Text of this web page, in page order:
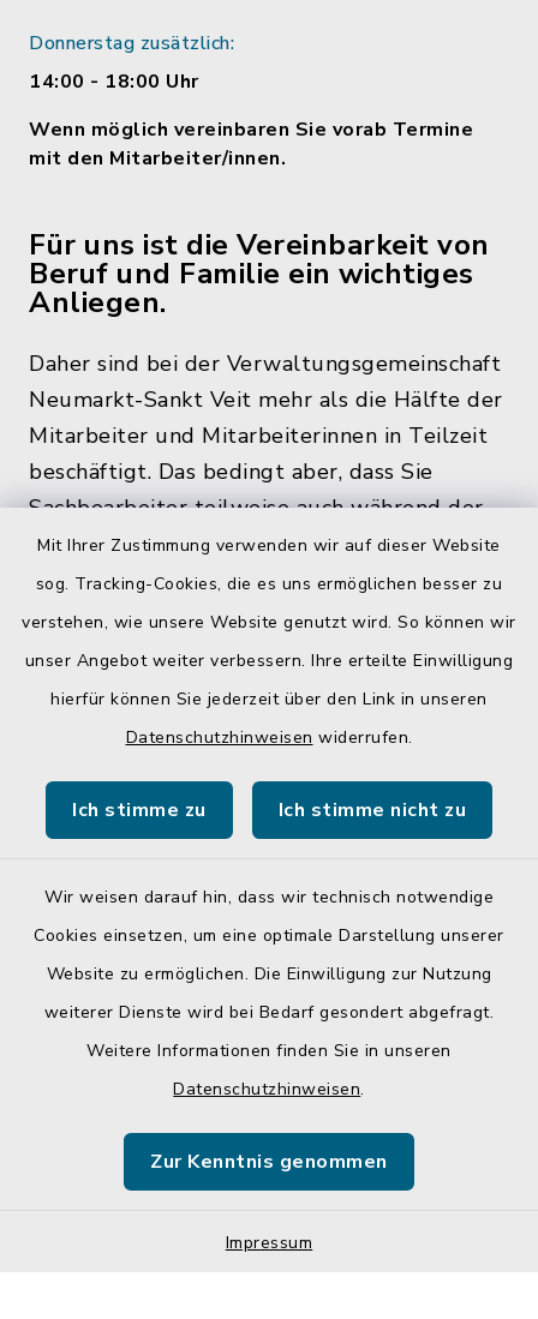
Mit Ihrer Zustimmung verwenden wir auf dieser Website
sog. Tracking-Cookies, die es uns ermöglichen besser zu
verstehen, wie unsere Website genutzt wird. So können wir
unser Angebot weiter verbessern. Ihre erteilte Einwilligung
hierfür können Sie jederzeit über den Link in unseren
Datenschutzhinweisen widerrufen.
Ich stimme zu Ich stimme nicht zu
Wir weisen darauf hin, dass wir technisch notwendige
Cookies einsetzen, um eine optimale Darstellung unserer
Website zu ermöglichen. Die Einwilligung zur Nutzung
weiterer Dienste wird bei Bedarf gesondert abgefragt.
Weitere Informationen finden Sie in unseren
Datenschutzhinweisen.
Zur Kenntnis genommen
Impressum
Donnerstag zusätzlich:
14:00 - 18:00 Uhr
Wenn möglich vereinbaren Sie vorab Termine
mit den Mitarbeiter/innen.
Für uns ist die Vereinbarkeit von
Beruf und Familie ein wichtiges
Anliegen.
Daher sind bei der Verwaltungsgemeinschaft
Neumarkt-Sankt Veit mehr als die Hälfte der
Mitarbeiter und Mitarbeiterinnen in Teilzeit
beschäftigt. Das bedingt aber, dass Sie
Sachbearbeiter teilweise auch während der
üblichen Bürozeiten und zu den
Öffnungszeiten, nicht im Rathaus antreffen.
Quicklinks
Landratsamt Mühldorf a. Inn
Barrierefreiheit
Sitemap